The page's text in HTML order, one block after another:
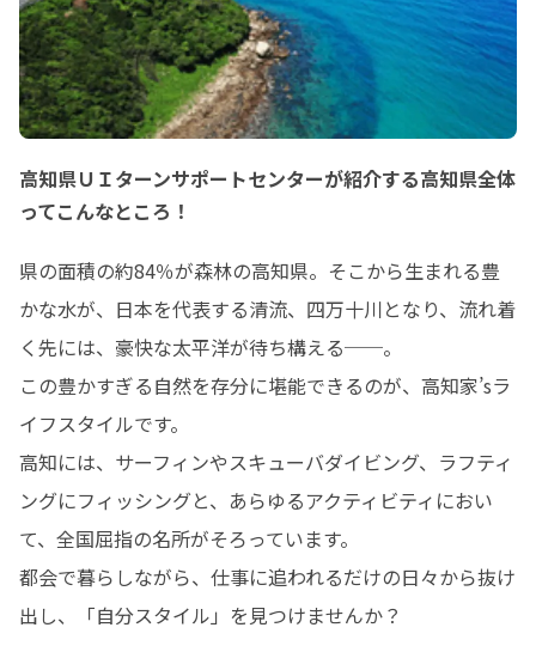
高知県ＵＩターンサポートセンターが紹介する高知県全体
ってこんなところ！
県の面積の約84％が森林の高知県。そこから生まれる豊
かな水が、日本を代表する清流、四万十川となり、流れ着
く先には、豪快な太平洋が待ち構える──。
この豊かすぎる自然を存分に堪能できるのが、高知家’sラ
イフスタイルです。
高知には、サーフィンやスキューバダイビング、ラフティ
ングにフィッシングと、あらゆるアクティビティにおい
て、全国屈指の名所がそろっています。
都会で暮らしながら、仕事に追われるだけの日々から抜け
出し、「自分スタイル」を見つけませんか？